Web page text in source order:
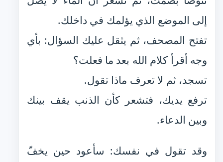
إلى الموضع الذي يؤلمك في داخلك.
تفتح المصحف، ثم يثقل عليك السؤال: بأي
وجه أقرأ كلام الله بعد ما فعلت؟
تسجد، ثم لا تعرف ماذا تقول.
ترفع يديك، فتشعر كأن الذنب يقف بينك
وبين الدعاء.
وقد تقول في نفسك: سأعود حين يخفّ